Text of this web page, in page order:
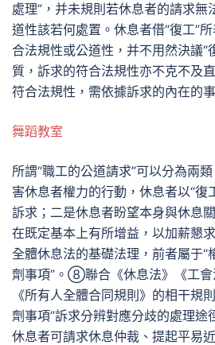
處理”，并未規則若休息者的請求無
道性該若何處置。休息者借“復工”
合法規性或公道性，并不用然決議“
質，訴求的符合法規性亦不克不及
符合法規性，需依據訴求的內在的
舞蹈教室
所謂“職工的公道請求”可以分為兩
害休息者權力的行動，休息者以“復
訴求；二是休息者盼望本身與休息
在既定基本上有所增益，以加薪懇
全體休息法的基礎法理，前者屬于“
劑事項”。⑧聯合《休息法》《工會
《所有人全體合同規則》的相干規
劑事項”訴求分辨對應分歧的處理途
休息者可請求休息仲裁、提起平易